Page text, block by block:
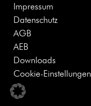
Impres­sum
Daten­schutz
AGB
AEB
Down­loads
Cook­ie-Ein­stel­lun­gen